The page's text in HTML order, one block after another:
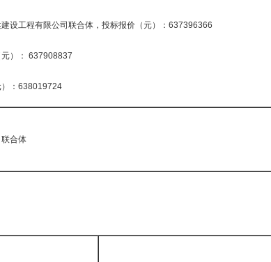
设工程有限公司联合体，投标报价（元）：637396366
）： 637908837
）：638019724
合体